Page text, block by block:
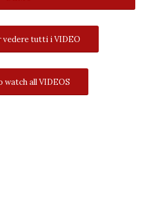
vedere tutti i VIDEO
watch all VIDEOS